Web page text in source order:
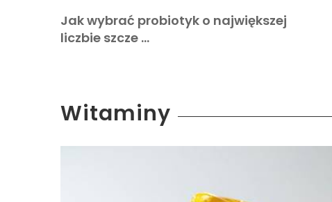
Jak wybrać probiotyk o największej
liczbie szcze …
Witaminy